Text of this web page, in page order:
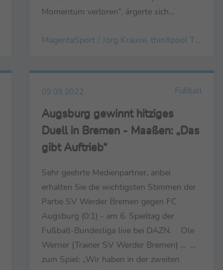
Momentum verloren“, ärgerte sich
in der 2. Halbzeit keinen guten Job
war nicht zufrieden mit der 2. Hälfte, fand
MagentaSport / Jörg Krause, thinXpool TV GmbH
09.09.2022 Fußball
Augsburg gewinnt hitziges
Duell in Bremen - Maaßen: „Das
gibt Auftrieb“
Sehr geehrte Medienpartner, anbei
erhalten Sie die wichtigsten Stimmen der
Partie SV Werder Bremen gegen FC
Augsburg (0:1) - am 6. Spieltag der
Fußball-Bundesliga live bei DAZN. Ole
Werner (Trainer SV Werder Bremen) ... ...
zum Spiel: „Wir haben in der zweiten